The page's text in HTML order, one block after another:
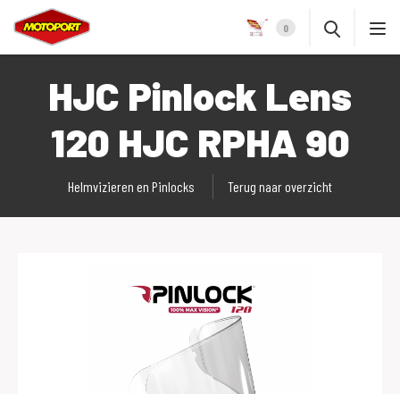
0
HJC Pinlock Lens
120 HJC RPHA 90
Helmvizieren en Pinlocks Terug naar overzicht